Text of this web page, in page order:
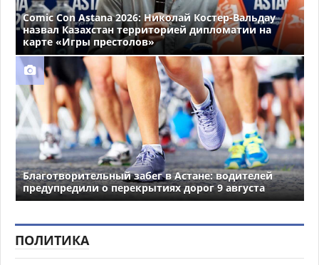
Comic Con Astana 2026: Николай Костер-Вальдау
назвал Казахстан территорией дипломатии на
карте «Игры престолов»
Благотворительный забег в Астане: водителей
предупредили о перекрытиях дорог 9 августа
ПОЛИТИКА